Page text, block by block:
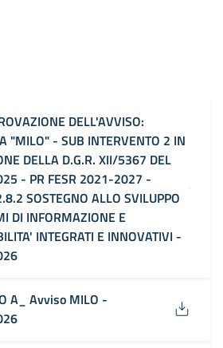
DELL'AVVISO:
"MILO" - SUB INTERVENTO 2 IN
DELLA D.G.R. XII/5367 DEL
- PR FESR 2021-2027 -
SOSTEGNO ALLO SVILUPPO
DI INFORMAZIONE E
INTEGRATI E INNOVATIVI -
A_ Avviso MILO -